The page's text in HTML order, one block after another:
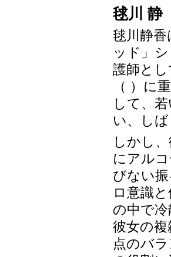
毬川 静
毬川静
ッド」
護師と
（ ）に
して、
い、し
しかし
にアル
びない
ロ意識
の中で
彼女の
点のバ